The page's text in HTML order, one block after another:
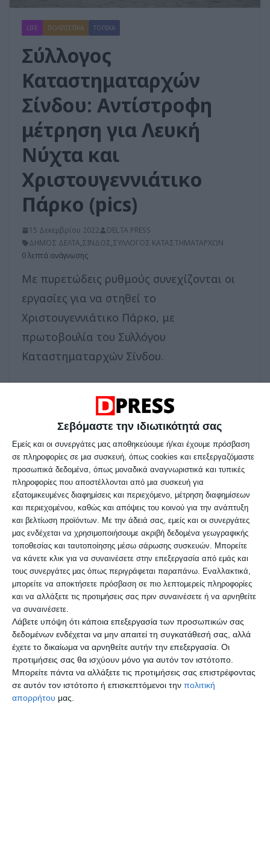
Σεβόμαστε την ιδιωτικότητά σας
Εμείς και οι συνεργάτες μας αποθηκεύουμε ή/και έχουμε πρόσβαση
σε πληροφορίες σε μια συσκευή, όπως cookies και επεξεργαζόμαστε
προσωπικά δεδομένα, όπως μοναδικά αναγνωριστικά και τυπικές
πληροφορίες που αποστέλλονται από μια συσκευή για
εξατομικευμένες διαφημίσεις και περιεχόμενο, μέτρηση διαφημίσεων
και περιεχομένου, καθώς και απόψεις του κοινού για την ανάπτυξη
και βελτίωση προϊόντων.
Με την άδειά σας, εμείς και οι συνεργάτες
μας ενδέχεται να χρησιμοποιήσουμε ακριβή δεδομένα γεωγραφικής
τοποθεσίας και ταυτοποίησης μέσω σάρωσης συσκευών. Μπορείτε
να κάνετε κλικ για να συναινέσετε στην επεξεργασία από εμάς και
τους συνεργάτες μας όπως περιγράφεται παραπάνω. Εναλλακτικά,
μπορείτε να αποκτήσετε πρόσβαση σε πιο λεπτομερείς πληροφορίες
και να αλλάξετε τις προτιμήσεις σας πριν συναινέσετε ή να αρνηθείτε
να συναινέσετε.
Λάβετε υπόψη ότι κάποια επεξεργασία των προσωπικών σας
δεδομένων ενδέχεται να μην απαιτεί τη συγκατάθεσή σας, αλλά
έχετε το δικαίωμα να αρνηθείτε αυτήν την επεξεργασία. Οι
προτιμήσεις σας θα ισχύουν μόνο για αυτόν τον ιστότοπο.
Μπορείτε πάντα να αλλάξετε τις προτιμήσεις σας επιστρέφοντας
σε αυτόν τον ιστότοπο ή επισκεπτόμενοι την πολιτική
απορρήτου μας.
LIFE ΠΟΛΙΤΙΣΤΙΚΑ ΤΟΠΙΚΑ
Σύλλογος
Καταστηματαρχών
Σίνδου: Αντίστροφη
μέτρηση για Λευκή
Νύχτα και
Χριστουγεννιάτικο
Πάρκο (pics)
15 Δεκεμβρίου 2022
DELTA PRESS
ΔΗΜΟΣ ΔΕΛΤΑ,ΣΙΝΔΟΣ,ΣΥΛΛΟΓΟΣ ΚΑΤΑΣΤΗΜΑΤΑΡΧΩΝ
0 λεπτά ανάγνωσης
Με πυρετώδεις ρυθμούς συνεχίζονται οι
εργασίες για να στηθεί το
Χριστουγεννιάτικο Πάρκο, με
πρωτοβουλία του Συλλόγου
Καταστηματαρχών Σίνδου.
που κατέγραψε με το φακό του ο Χρήστος
Τσομπάνης και τοSindos City.
Υπενθυμίζεται ότι ο Σύλλογος
Καταστηματαρχών Σίνδου έχει οργανώσει
μία σειρά εκδηλώσεων για να κάνει τα
φετινά Χριστούγεννα μοναδικά για
μικρούς και μεγάλους.
Οιεκδηλώσεις στο Χριστουγεννιάτικο
Πάρκοξεκινούν την Παρασκευή 16/12,
ημέρα κατά την οποία έχει
προγραμματιστεί και ηΛευκή Νύχτα, με
τα καταστήματα να μένουν ανοικτά 21:00-
24:00, επιφυλάσσοντας τεράστιες
προσφορές σε δημότες και επισκέπτες.